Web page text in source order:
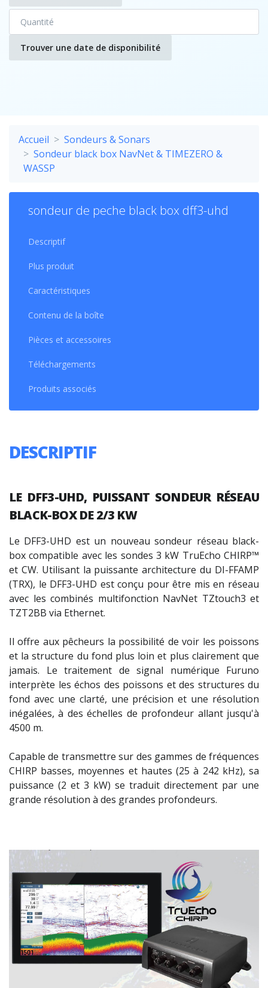
Trouver une date de disponibilité
Accueil
Sondeurs & Sonars
Sondeur black box NavNet & TIMEZERO &
WASSP
sondeur de peche black box dff3-uhd
Descriptif
Plus produit
Caractéristiques
Contenu de la boîte
Pièces et accessoires
Téléchargements
Produits associés
DESCRIPTIF
LE DFF3-UHD, PUISSANT SONDEUR RÉSEAU
BLACK-BOX DE 2/3 KW
Le DFF3-UHD est un nouveau sondeur réseau black-
box compatible avec les sondes 3 kW TruEcho CHIRP™
et CW. Utilisant la puissante architecture du DI-FFAMP
(TRX), le DFF3-UHD est conçu pour être mis en réseau
avec les combinés multifonction NavNet TZtouch3 et
TZT2BB via Ethernet.
Il offre aux pêcheurs la possibilité de voir les poissons
et la structure du fond plus loin et plus clairement que
jamais. Le traitement de signal numérique Furuno
interprète les échos des poissons et des structures du
fond avec une clarté, une précision et une résolution
inégalées, à des échelles de profondeur allant jusqu'à
4500 m.
Capable de transmettre sur des gammes de fréquences
CHIRP basses, moyennes et hautes (25 à 242 kHz), sa
puissance (2 et 3 kW) se traduit directement par une
grande résolution à des grandes profondeurs.